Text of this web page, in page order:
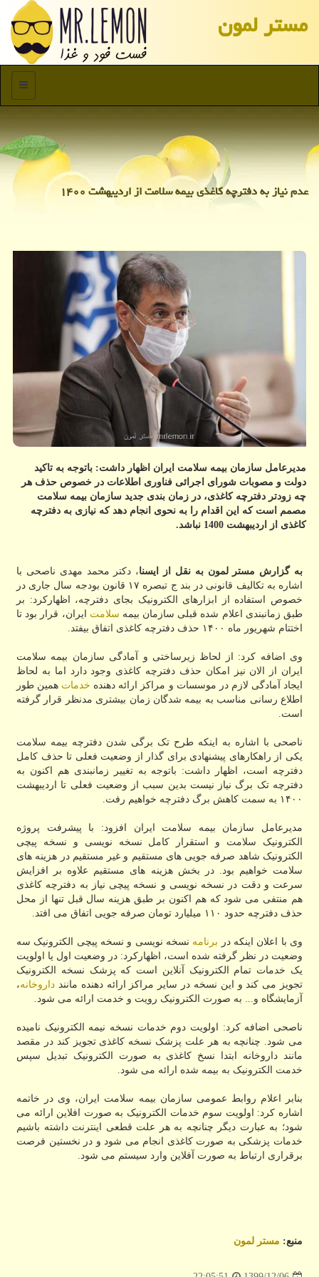
مستر لمون
منو
عدم نیاز به دفترچه كاغذی بیمه سلامت از اردیبهشت ۱۴۰۰
مدیرعامل سازمان بیمه سلامت ایران اظهار داشت: باتوجه به تاکید
دولت و مصوبات شورای اجرائی فناوری اطلاعات در خصوص حذف هر
چه زودتر دفترچه کاغذی، در زمان بندی جدید سازمان بیمه سلامت
مصمم است که این اقدام را به نحوی انجام دهد که نیازی به دفترچه
کاغذی از اردیبهشت 1400 نباشد.
به گزارش مستر لمون به نقل از ایسنا، دکتر محمد مهدی ناصحی با
اشاره به تکالیف قانونی در بند ج تبصره ۱۷ قانون بودجه سال جاری در
خصوص استفاده از ابزارهای الکترونیک بجای دفترچه، اظهارکرد: بر
طبق زمانبندی اعلام شده قبلی سازمان بیمه سلامت ایران، قرار بود تا
اختتام شهریور ماه ۱۴۰۰ حذف دفترچه کاغذی اتفاق بیفتد.
وی اضافه کرد: از لحاظ زیرساختی و آمادگی سازمان بیمه سلامت
ایران از الان نیز امکان حذف دفترچه کاغذی وجود دارد اما به لحاظ
ایجاد آمادگی لازم در موسسات و مراکز ارائه دهنده خدمات همین طور
اطلاع رسانی مناسب به بیمه شدگان زمان بیشتری مدنظر قرار گرفته
است.
ناصحی با اشاره به اینکه طرح تک برگی شدن دفترچه بیمه سلامت
یکی از راهکارهای پیشنهادی برای گذار از وضعیت فعلی تا حذف کامل
دفترچه است، اظهار داشت: باتوجه به تغییر زمانبندی هم اکنون به
دفترچه تک برگ نیاز نیست بدین سبب از وضعیت فعلی تا اردیبهشت
۱۴۰۰ به سمت کاهش برگ دفترچه خواهیم رفت.
مدیرعامل سازمان بیمه سلامت ایران افزود: با پیشرفت پروژه
الکترونیک سلامت و استقرار کامل نسخه نویسی و نسخه پیچی
الکترونیک شاهد صرفه جویی های مستقیم و غیر مستقیم در هزینه های
سلامت خواهیم بود. در بخش هزینه های مستقیم علاوه بر افزایش
سرعت و دقت در نسخه نویسی و نسخه پیچی نیاز به دفترچه کاغذی
هم منتفی می شود که هم اکنون بر طبق هزینه سال قبل تنها از محل
حذف دفترچه حدود ۱۱۰ میلیارد تومان صرفه جویی اتفاق می افتد.
وی با اعلان اینکه در برنامه نسخه نویسی و نسخه پیچی الکترونیک سه
وضعیت در نظر گرفته شده است، اظهارکرد: در وضعیت اول یا اولویت
یک خدمات تمام الکترونیک آنلاین است که پزشک نسخه الکترونیک
تجویز می کند و این نسخه در سایر مراکز ارائه دهنده مانند داروخانه،
آزمایشگاه و... به صورت الکترونیک رویت و خدمت ارائه می شود.
ناصحی اضافه کرد: اولویت دوم خدمات نسخه نیمه الکترونیک نامیده
می شود. چنانچه به هر علت پزشک نسخه کاغذی تجویز کند در مقصد
مانند داروخانه ابتدا نسخ کاغذی به صورت الکترونیک تبدیل سپس
خدمت الکترونیک به بیمه شده ارائه می شود.
بنابر اعلام روابط عمومی سازمان بیمه سلامت ایران، وی در خاتمه
اشاره کرد: اولویت سوم خدمات الکترونیک به صورت افلاین ارائه می
شود؛ به عبارت دیگر چنانچه به هر علت قطعی اینترنت داشته باشیم
خدمات پزشکی به صورت کاغذی انجام می شود و در نخستین فرصت
برقراری ارتباط به صورت آفلاین وارد سیستم می شود.
منبع: مستر لمون